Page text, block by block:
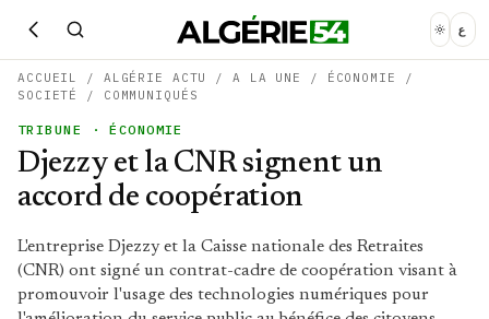
ع
ACCUEIL / ALGÉRIE ACTU /A LA UNE / ÉCONOMIE
/
SOCIETÉ
/ COMMUNIQUÉS
TRIBUNE · ÉCONOMIE
Djezzy et la CNR signent un
accord de coopération
L'entreprise Djezzy et la Caisse nationale des Retraites
(CNR) ont signé un contrat-cadre de coopération visant à
promouvoir l'usage des technologies numériques pour